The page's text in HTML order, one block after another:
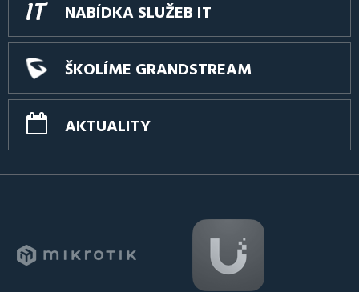
NABÍDKA SLUŽEB IT
ŠKOLÍME GRANDSTREAM
AKTUALITY